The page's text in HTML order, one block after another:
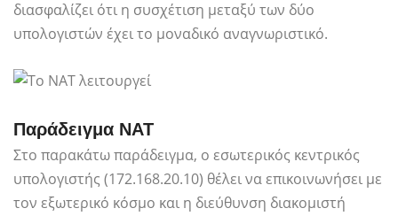
διασφαλίζει ότι η συσχέτιση μεταξύ των δύο
υπολογιστών έχει το μοναδικό αναγνωριστικό.
Παράδειγμα NAT
Στο παρακάτω παράδειγμα, ο εσωτερικός κεντρικός
υπολογιστής (172.168.20.10) θέλει να επικοινωνήσει με
τον εξωτερικό κόσμο και η διεύθυνση διακομιστή